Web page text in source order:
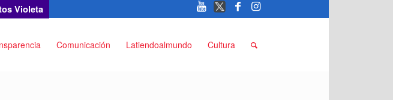
Violeta
Comunicación Latiendoalmundo Cultura